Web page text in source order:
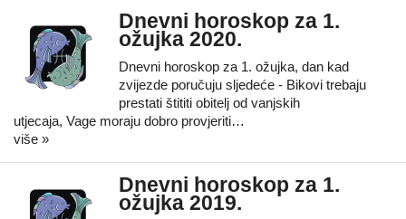
Dnevni horoskop za 1.
ožujka 2020.
Dnevni horoskop za 1. ožujka, dan kad
zvijezde poručuju sljedeće - Bikovi trebaju
prestati štititi obitelj od vanjskih
utjecaja, Vage moraju dobro provjeriti…
više »
Dnevni horoskop za 1.
ožujka 2019.